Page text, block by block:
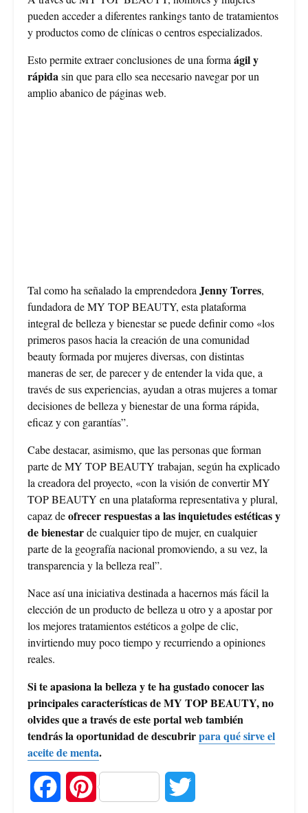
pueden acceder a diferentes rankings tanto de tratamientos
y productos como de clínicas o centros especializados.
Esto permite extraer conclusiones de una forma ágil y
rápidasin que para ello sea necesario navegar por un
amplio abanico de páginas web.
Tal como ha señalado la emprendedora Jenny Torres,
fundadora de MY TOP BEAUTY, esta plataforma
integral de belleza y bienestar se puede definir como «los
primeros pasos hacia la creación de una comunidad
beauty formada por mujeres diversas, con distintas
maneras de ser, de parecer y de entender la vida que, a
través de sus experiencias, ayudan a otras mujeres a tomar
decisiones de belleza y bienestar de una forma rápida,
eficaz y con garantías”.
Cabe destacar, asimismo, que las personas que forman
parte de MY TOP BEAUTY trabajan, según ha explicado
la creadora del proyecto, «con la visión de convertir MY
TOP BEAUTY en una plataforma representativa y plural,
capaz deofrecer respuestas a las inquietudes estéticas y
de bienestarde cualquier tipo de mujer, en cualquier
parte de la geografía nacional promoviendo, a su vez, la
transparencia y la belleza real”.
Nace así una iniciativa destinada a hacernos más fácil la
elección de un producto de belleza u otro y a apostar por
los mejores tratamientos estéticos a golpe de clic,
invirtiendo muy poco tiempo y recurriendo a opiniones
reales.
Si te apasiona la belleza y te ha gustado conocer las
principales características de MY TOP BEAUTY, no
olvides que a través de este portal web también
tendrás la oportunidad de descubrirpara qué sirve el
aceite de menta.
P